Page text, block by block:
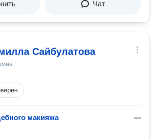
Чат
Сайбулатова
макияжа —